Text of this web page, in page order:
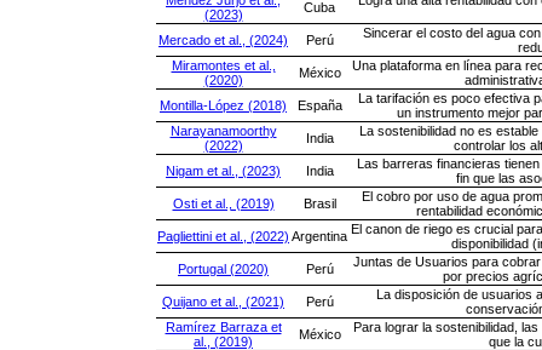
(2023)
Cuba
Mercado et al., (2024) Perú
Sincerar el costo del agua
Miramontes et al.,
(2020)
México
Una plataforma en línea para
Montilla-López (2018)
España
La tarifación es poco efectiva
un instrumento mejor
Narayanamoorthy
(2022)
India
La sostenibilidad no es
controlar los
Nigam et al., (2023)
India
Las barreras financieras
fin que las
Osti et al., (2019)
Brasil
El cobro por uso de agua
rentabilidad
Pagliettini et al., (2022) Argentina El canon de riego es crucial
disponibilidad
Portugal (2020)
Perú
Juntas de Usuarios para
por precios
Quijano et al., (2021)
Perú
La disposición de usuarios
Ramírez Barraza et
al., (2019)
México
Para lograr la sostenibilidad,
que la